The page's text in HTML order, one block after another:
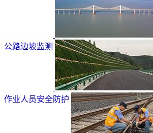
公路边坡监测
作业人员安全防护